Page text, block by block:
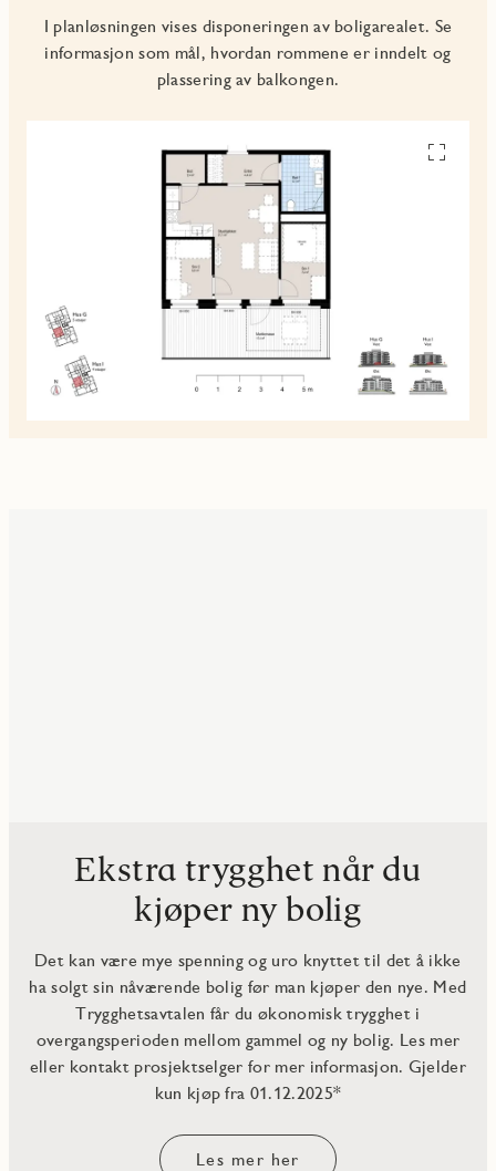
I planløsningen vises disponeringen av boligarealet. Se
informasjon som mål, hvordan rommene er inndelt og
plassering av balkongen.
Se
Ekstra trygghet når du
kjøper ny bolig
Det kan være mye spenning og uro knyttet til det å ikke
ha solgt sin nåværende bolig før man kjøper den nye. Med
Trygghetsavtalen får du økonomisk trygghet i
overgangsperioden mellom gammel og ny bolig. Les mer
eller kontakt prosjektselger for mer informasjon. Gjelder
kun kjøp fra 01.12.2025*
Les mer her